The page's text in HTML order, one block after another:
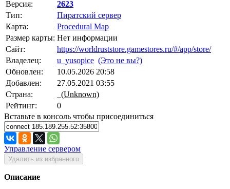
Версия:
2623
Тип:
Пиратский сервер
Карта:
Procedural Map
Размер карты: Нет информации
Сайт:
https://worldruststore.gamestores.ru/#/app/store/
Владелец:
u_yusopice (Это не вы?)
Обновлен:
10.05.2026 20:58
Добавлен:
27.05.2021 03:55
Страна:
(Unknown)
Рейтинг:
0
Вставьте в консоль чтобы присоединиться
Управление сервером
Удалить из избранного
Описание